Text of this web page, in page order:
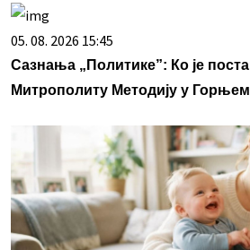
05. 08. 2026 15:45
Сазнања „Политике”: Ко је
Митрополиту Методију у